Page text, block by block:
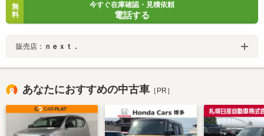
無
料
今すぐ在庫確認・見積依頼
電話する
販売店： ｎｅｘｔ．
あなたにおすすめの中古車 ［PR］